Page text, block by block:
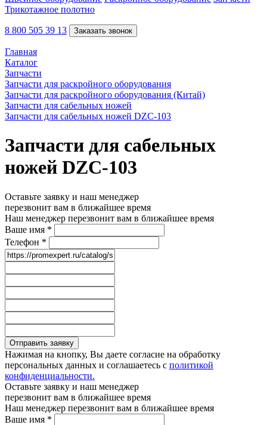
Трикотажное полотно
8 800 505 39 13 Заказать звонок
Главная
Каталог
Запчасти
Запчасти для раскройного оборудования
Запчасти для раскройного оборудования (Китай)
Запчасти для сабельных ножей
Запчасти для сабельных ножей DZC-103
Запчасти для сабельных
ножей DZC-103
Оставьте заявку и наш менеджер
перезвонит вам в ближайшее время
Наш менеджер перезвонит вам в ближайшее время
Ваше имя *
Телефон *
Отправить заявку
Нажимая на кнопку, Вы даете согласие на обработку
персональных данных и соглашаетесь с политикой
конфиденциальности.
Оставьте заявку и наш менеджер
перезвонит вам в ближайшее время
Наш менеджер перезвонит вам в ближайшее время
Ваше имя *